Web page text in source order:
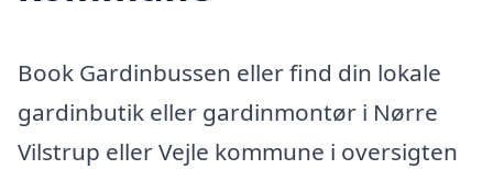
Book Gardinbussen eller find din lokale
gardinbutik eller gardinmontør i Nørre
Vilstrup eller Vejle kommune i oversigten